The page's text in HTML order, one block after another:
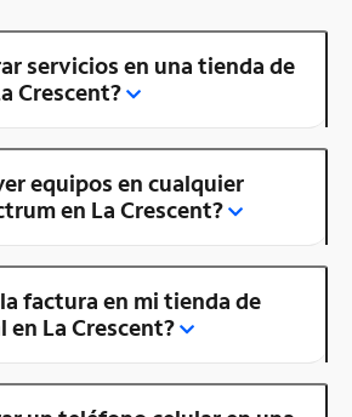
servicios en una tienda de
Crescent?
equipos en cualquier
en La Crescent?
factura en mi tienda de
en La Crescent?